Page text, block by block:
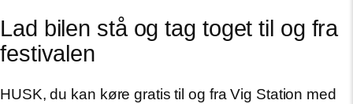
Lad bilen stå og tag toget til og fra
festivalen
HUSK, du kan køre gratis til og fra Vig Station med